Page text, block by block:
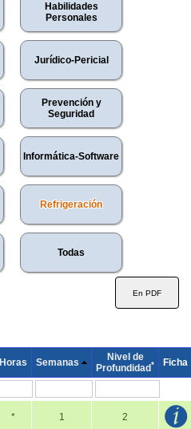
Habilidades
Personales
Jurídico-Pericial
Prevención y
Seguridad
Informática-Software
Refrigeración
Todas
Horas Semanas
Nivel de
Profundidad* Ficha
* 1 2